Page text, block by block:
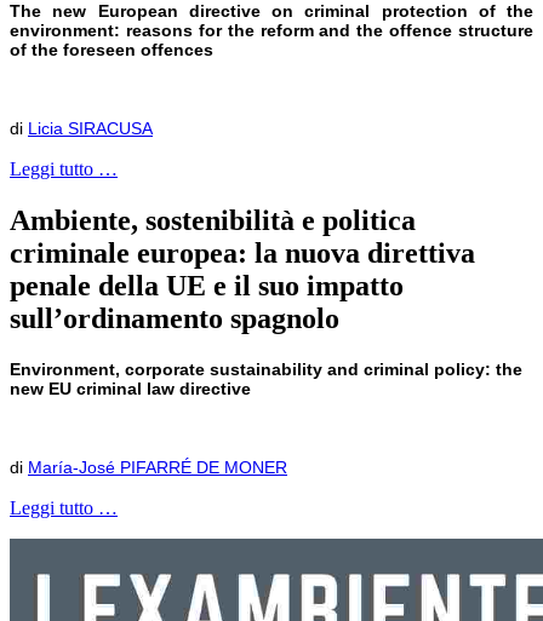
The new European directive on criminal protection of the
environment: reasons for the reform and the offence structure
of the foreseen offences
di Licia SIRACUSA
Leggi tutto …
Ambiente, sostenibilità e politica
criminale europea: la nuova direttiva
penale della UE e il suo impatto
sull’ordinamento spagnolo
Environment, corporate sustainability and criminal policy: the
new EU criminal law directive
di María-José PIFARRÉ DE MONER
Leggi tutto …